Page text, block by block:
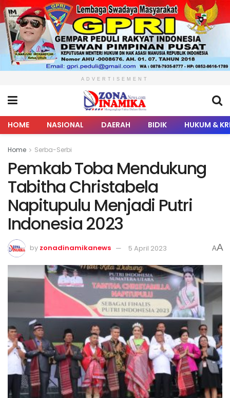
ADVERTISEMENT
HOME NASIONAL DAERAH BIDIK HUKUM &
Home Serba-Serbi
Pemkab Toba Mendukung
Tabitha Christabela
Napitupulu Menjadi Putri
Indonesia 2023
by zonadinamikanews 5 April 2023 AA